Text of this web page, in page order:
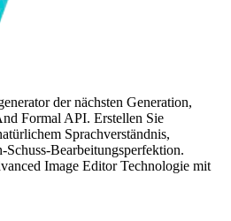
der nächsten Generation,
Formal API. Erstellen Sie
Sprachverständnis,
Bearbeitungsperfektion.
Image Editor Technologie mit